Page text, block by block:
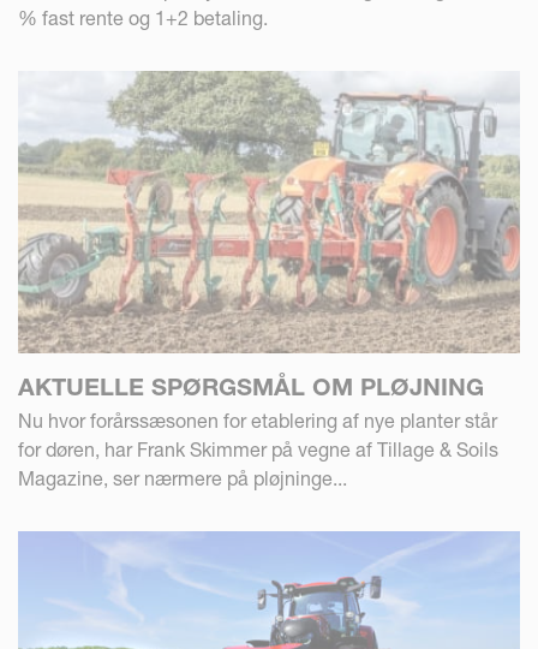
% fast rente og 1+2 betaling.
AKTUELLE SPØRGSMÅL OM PLØJNING
Nu hvor forårssæsonen for etablering af nye planter står
for døren, har Frank Skimmer på vegne af Tillage & Soils
Magazine, ser nærmere på pløjninge...